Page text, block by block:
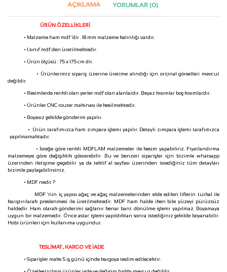
AÇIKLAMA YORUMLAR (0)
ÜRÜN ÖZELLİKLERİ
• Malzeme ham mdf ‘dir . 18 mm malzeme kalınlığı vardır.
• 1.sınıf mdf den üretilmektedir.
• Ürün ölçüsü : 75 x 175 cm dir.
• Ürünlerimiz sipariş üzerine üretime alındığı için orijinal görselleri mevcut
değildir.
• Resimlerde renkli olan yerler mdf olan alanlardır. Beyaz kısımlar boş kısımlardır.
• Ürünler CNC router makinası ile kesilmektedir.
• Boyasız şekilde gönderim yapılır.
• Ürün tarafımızca ham zımpara işlemi yapılır. Detaylı zımpara işlemi tarafımızca
yapılmamaktadır.
• İsteğe göre renkli MDFLAM malzemeler ile kesim yapabiliriz. Fiyatlandırma
malzemeye göre değişiklik gösterebilir. Bu ve benzeri siparişler için bizimle whatsapp
üzerinden iletişime geçebilir ya da teklif al sayfası üzerinden istediğiniz tüm detayları
bizimle paylaşabilirsiniz.
• MDF nedir ?
MDF ‘nin iç yapısı ağaç ve ağaç malzemelerinden elde edilen liflerin tutkal ile
karıştırılarak preslenmesi ile üretilmektedir. MDF ham halde iken bile yüzeyi pürüzsüz
haldedir. Ham olarak gönderimi sağlanır kenar bant dönülme işlemi yapılmaz. Boyamaya
uygun bir malzemedir. Önce astar işlemi yapıldıktan sonra istediğiniz şekilde boyanabilir.
Hobi ürünleri için kullanıma uygundur.
TESLİMAT , KARGO VE İADE
• Siparişler maks 5 iş günü içinde kargoya teslim edilecektir.